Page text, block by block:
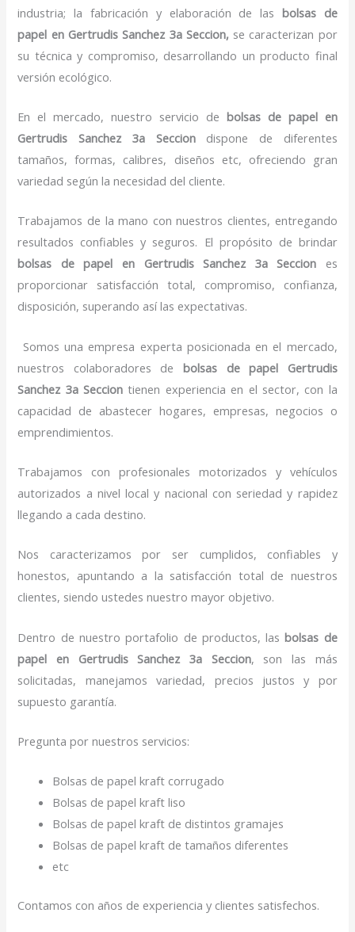
industria; la fabricación y elaboración de las bolsas de
papel en Gertrudis Sanchez 3a Seccion, se caracterizan por
su técnica y compromiso, desarrollando un producto final
versión ecológico.
En el mercado, nuestro servicio de bolsas de papel en
Gertrudis Sanchez 3a Seccion dispone de diferentes
tamaños, formas, calibres, diseños etc, ofreciendo gran
variedad según la necesidad del cliente.
Trabajamos de la mano con nuestros clientes, entregando
resultados confiables y seguros. El propósito de brindar
bolsas de papel en Gertrudis Sanchez 3a Seccion es
proporcionar satisfacción total, compromiso, confianza,
disposición, superando así las expectativas.
Somos una empresa experta posicionada en el mercado,
nuestros colaboradores de bolsas de papel Gertrudis
Sanchez 3a Secciontienen experiencia en el sector, con la
capacidad de abastecer hogares, empresas, negocios o
emprendimientos.
Trabajamos con profesionales motorizados y vehículos
autorizados a nivel local y nacional con seriedad y rapidez
llegando a cada destino.
Nos caracterizamos por ser cumplidos, confiables y
honestos, apuntando a la satisfacción total de nuestros
clientes, siendo ustedes nuestro mayor objetivo.
Dentro de nuestro portafolio de productos, lasbolsas de
papel en Gertrudis Sanchez 3a Seccion, son las más
solicitadas, manejamos variedad, precios justos y por
supuesto garantía.
Pregunta por nuestros servicios:
Bolsas de papel kraft corrugado
Bolsas de papel kraft liso
Bolsas de papel kraft de distintos gramajes
Bolsas de papel kraft de tamaños diferentes
etc
Contamos con años de experiencia y clientes satisfechos.